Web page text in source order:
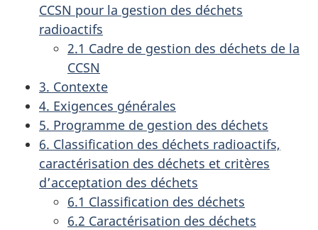
CCSN pour la gestion des déchets
radioactifs
2.1 Cadre de gestion des déchets de la
CCSN
3. Contexte
4. Exigences générales
5. Programme de gestion des déchets
6. Classification des déchets radioactifs,
caractérisation des déchets et critères
d’acceptation des déchets
6.1 Classification des déchets
6.2 Caractérisation des déchets